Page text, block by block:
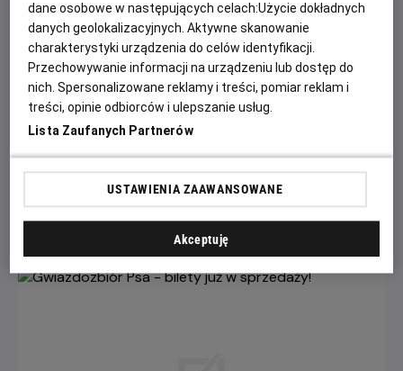
Każde miasto ma swojego Spider-Mana –
KONKURS!
Z okazji premiery filmu „Spider-Man: Całkiem nowy dzień”
chcemy udowodnić, że każdy z nas może zostać Spider-
Manem w swoim otoczeniu.
Czytaj więcej
dane osobowe w następujących celach:Użycie dokładnych
danych geolokalizacyjnych. Aktywne skanowanie
charakterystyki urządzenia do celów identyfikacji.
Przechowywanie informacji na urządzeniu lub dostęp do
nich. Spersonalizowane reklamy i treści, pomiar reklam i
treści, opinie odbiorców i ulepszanie usług.
Lista Zaufanych Partnerów
USTAWIENIA ZAAWANSOWANE
Akceptuję